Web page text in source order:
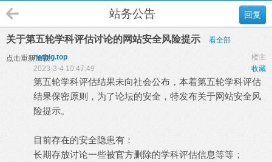
回复
站务公告
关于第五轮学科评估讨论的网站安全风险提示 看全部
点击重新加载 楼主
netbig.top
收藏
2023-3-4 10:47:49
第五轮学科评估结果未向社会公布，本着第五轮学科评估
结果保密原则，为了论坛的安全，特发布关于网站安全风
险提示。
目前存在的安全隐患有：
长期存放讨论一些被官方删除的学科评估信息等等；